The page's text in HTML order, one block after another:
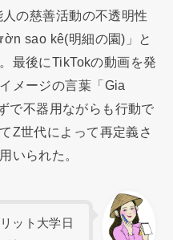
の慈善活動の不透明性
sao kê(明細の園)」と
最後にTikTokの動画を発
メージの言葉「Gia
で不器用ながらも行動で
Z世代によって再定義さ
いられた。
ット大学日